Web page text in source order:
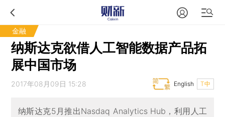
金融
纳斯达克欲借人工智能数据产品拓
展中国市场
2017年08月09日 15:28 T中
English
纳斯达克5月推出Nasdaq Analytics Hub，利用人工